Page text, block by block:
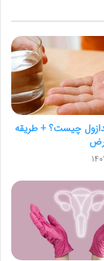
چیست؟ + طریقه